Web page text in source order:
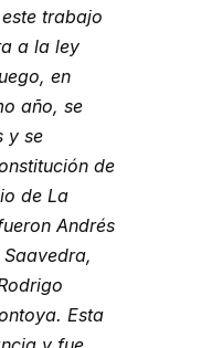
trabajo
a la ley
en
año, se
y se
de
de La
Andrés
Esta